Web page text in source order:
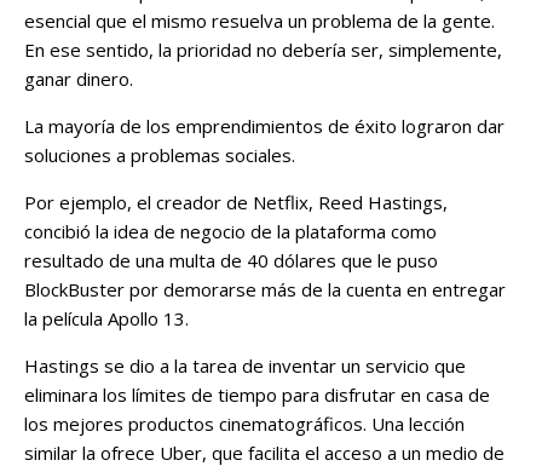
esencial que el mismo resuelva un problema de la gente.
En ese sentido, la prioridad no debería ser, simplemente,
ganar dinero.
La mayoría de los emprendimientos de éxito lograron dar
soluciones a problemas sociales.
Por ejemplo, el creador de Netflix, Reed Hastings,
concibió la idea de negocio de la plataforma como
resultado de una multa de 40 dólares que le puso
BlockBuster por demorarse más de la cuenta en entregar
la película Apollo 13.
Hastings se dio a la tarea de inventar un servicio que
eliminara los límites de tiempo para disfrutar en casa de
los mejores productos cinematográficos. Una lección
similar la ofrece Uber, que facilita el acceso a un medio de